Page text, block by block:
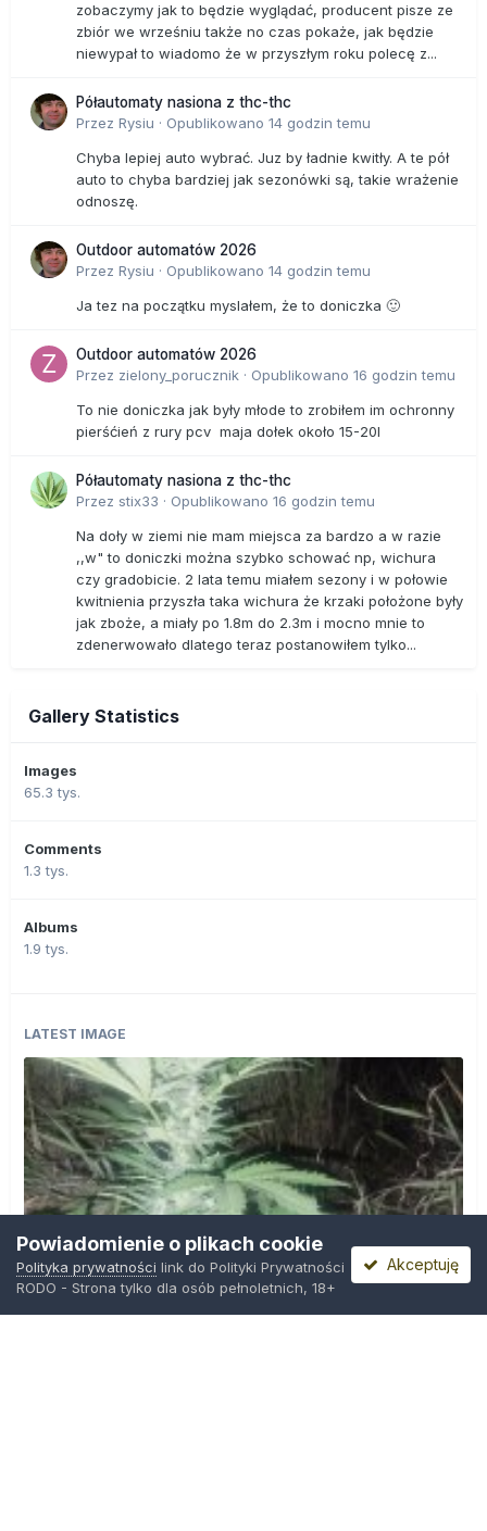
zobaczymy jak to będzie wyglądać, producent pisze ze
zbiór we wrześniu także no czas pokaże, jak będzie
niewypał to wiadomo że w przyszłym roku polecę z...
Półautomaty nasiona z thc-thc
Przez Rysiu · Opublikowano 14 godzin temu
Chyba lepiej auto wybrać. Juz by ładnie kwitły. A te pół
auto to chyba bardziej jak sezonówki są, takie wrażenie
odnoszę.
Outdoor automatów 2026
Przez Rysiu · Opublikowano 14 godzin temu
Ja tez na początku myslałem, że to doniczka 🙂
Outdoor automatów 2026
Przez zielony_porucznik · Opublikowano 16 godzin temu
To nie doniczka jak były młode to zrobiłem im ochronny
pierśćień z rury pcv maja dołek około 15-20l
Półautomaty nasiona z thc-thc
Przez stix33 · Opublikowano 16 godzin temu
Na doły w ziemi nie mam miejsca za bardzo a w razie
,,w" to doniczki można szybko schować np, wichura
czy gradobicie. 2 lata temu miałem sezony i w połowie
kwitnienia przyszła taka wichura że krzaki położone były
jak zboże, a miały po 1.8m do 2.3m i mocno mnie to
zdenerwowało dlatego teraz postanowiłem tylko...
Gallery Statistics
Images
65.3 tys.
Comments
1.3 tys.
Albums
1.9 tys.
LATEST IMAGE
Powiadomienie o plikach cookie
Polityka prywatności link do Polityki Prywatności
RODO - Strona tylko dla osób pełnoletnich, 18+
Akceptuję